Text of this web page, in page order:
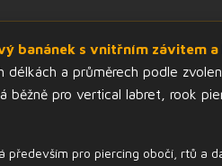
banánek s vnitřním závitem a
délkách a průměrech podle
běžně pro vertical labret, rook
především pro piercing obočí, rtů a